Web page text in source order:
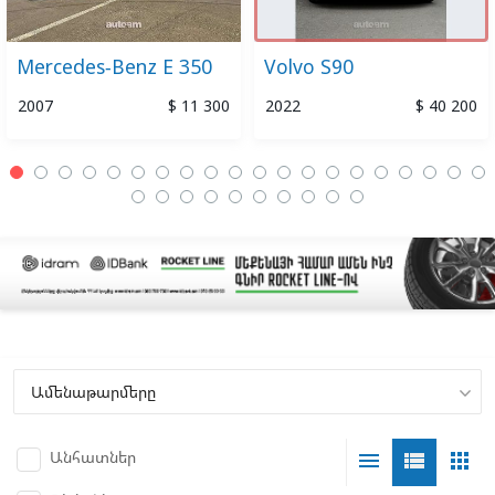
Mercedes-Benz E 350
2007 $ 11 300
Volvo S90
2022 $ 40 200
Անհատներ apps
view_list
menu